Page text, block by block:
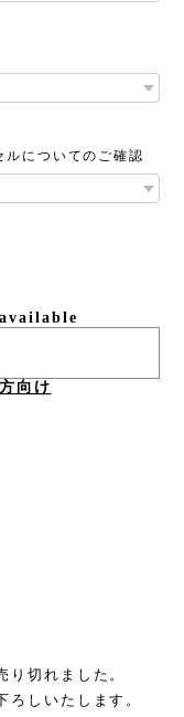
についてのご確認
向け
り切れました。
ろしいたします。